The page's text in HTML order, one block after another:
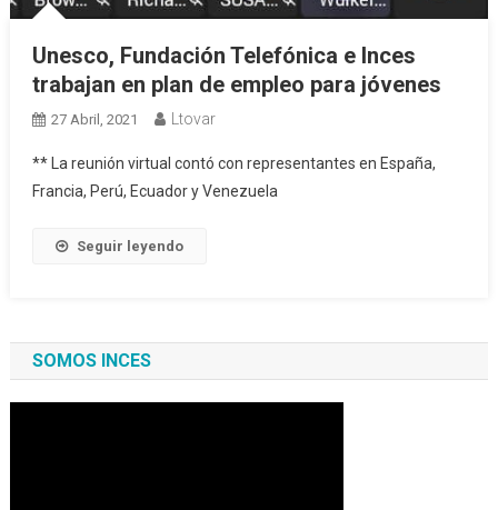
Unesco, Fundación Telefónica e Inces
trabajan en plan de empleo para jóvenes
27 Abril, 2021 Ltovar
** La reunión virtual contó con representantes en España,
Francia, Perú, Ecuador y Venezuela
Seguir leyendo
SOMOS INCES